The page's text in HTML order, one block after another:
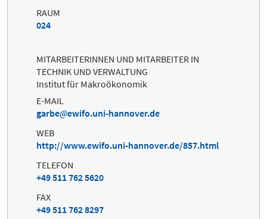
RAUM
024
MITARBEITERINNEN UND MITARBEITER IN
TECHNIK UND VERWALTUNG
Institut für Makroökonomik
E-MAIL
garbe
ewifo.uni-hannover.de
WEB
http://www.ewifo.uni-hannover.de/857.html
TELEFON
+49 511 762 5620
FAX
+49 511 762 8297